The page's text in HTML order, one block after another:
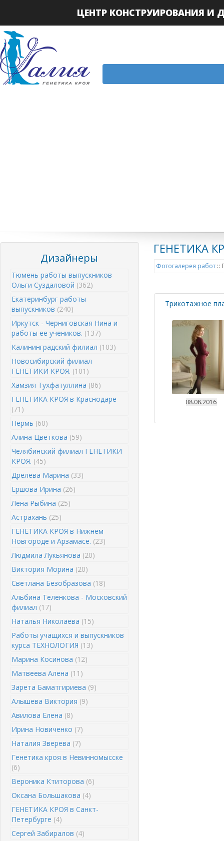
ЦЕНТР КОНСТРУИРОВАНИЯ
Дизайнеры
Тюмень работы выпускников
Ольги Суздаловой (362)
Екатеринбург работы
выпускников (240)
Иркутск - Черниговская Нина и
работы ее учеников. (137)
Калининградский филиал (103)
Новосибирский филиал
ГЕНЕТИКИ КРОЯ. (101)
Хамзия Тухфатуллина (86)
ГЕНЕТИКА КРОЯ в Краснодаре
(71)
Пермь (60)
Алина Цветкова (59)
Челябинский филиал ГЕНЕТИКИ
КРОЯ. (45)
Дрелева Марина (33)
Ершова Ирина (26)
Лена Рыбина (25)
Астрахань (25)
ГЕНЕТИКА КРОЯ в Нижнем
Новгороде и Арзамасе. (23)
Людмила Лукьянова (20)
Виктория Морина (20)
Светлана Безобразова (18)
Альбина Теленкова - Московский
филиал (17)
Наталья Николаева (15)
Работы учащихся и выпускников
курса ТЕХНОЛОГИЯ (13)
Марина Косинова (12)
Матвеева Алена (11)
Зарета Баматгириева (9)
Алышева Виктория (9)
Авилова Елена (8)
Ирина Новиченко (7)
Наталия Зверева (7)
Генетика кроя в Невинномысске
(6)
Вероника Ктиторова (6)
Оксана Большакова (4)
ГЕНЕТИКА КРОЯ в Санкт-
Петербурге (4)
Сергей Забиралов (4)
ГЕНЕТИКА
Фотогалерея работ ::
Трикотажное
08.08.2016